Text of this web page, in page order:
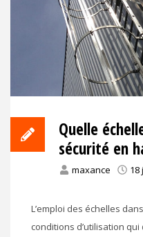
Quelle
sécurité en
maxance 18
L’emploi des échelles
conditions d’utilisation